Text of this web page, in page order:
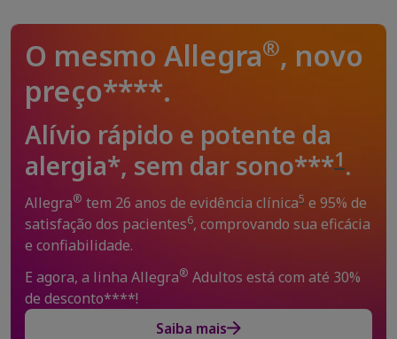
O mesmo Allegra®, novo
preço****.
Alívio rápido e potente da
alergia*, sem dar sono***1.
Allegra® tem 26 anos de evidência clínica5 e 95% de
satisfação dos pacientes6, comprovando sua eficácia
e confiabilidade.
E agora, a linha Allegra® Adultos está com até 30%
de desconto****!
Saiba mais